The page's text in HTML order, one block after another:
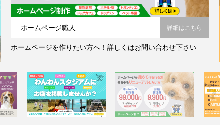
ホームページ職人 詳細はこちら
ホームページを作りたい方へ！詳しくはお問い合わせ下さい